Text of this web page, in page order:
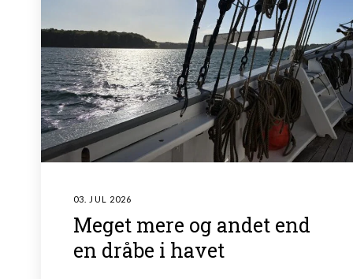
03. JUL 2026
Meget mere og andet end
en dråbe i havet